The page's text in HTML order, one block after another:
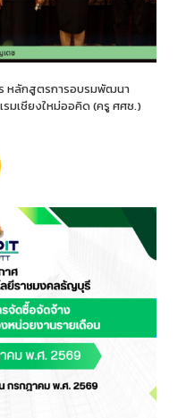
หลักสูตรการอบรมพัฒนา
มเชียงใหม่ออคิด (ครู ศศช.)